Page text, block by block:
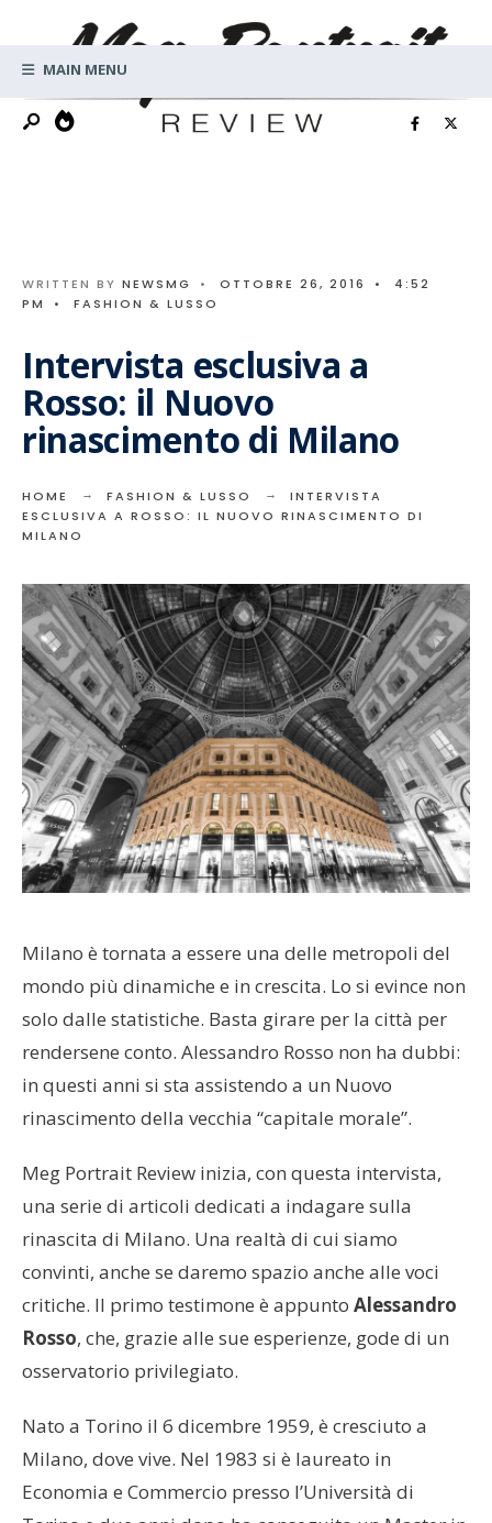
contentMAIN MENU
WRITTEN BY NEWSMG • OTTOBRE 26, 2016 •
4:52
PM
• FASHION & LUSSO
Intervista esclusiva a
Rosso: il Nuovo
rinascimento di Milano
HOME FASHION & LUSSO
INTERVISTA
ESCLUSIVA A ROSSO: IL NUOVO RINASCIMENTO DI
MILANO
Milano è tornata a essere una delle metropoli del
mondo più dinamiche e in crescita. Lo si evince non
solo dalle statistiche. Basta girare per la città per
rendersene conto. Alessandro Rosso non ha dubbi:
in questi anni si sta assistendo a un Nuovo
rinascimento della vecchia “capitale morale”.
Meg Portrait Review inizia, con questa intervista,
una serie di articoli dedicati a indagare sulla
rinascita di Milano. Una realtà di cui siamo
convinti, anche se daremo spazio anche alle voci
critiche. Il primo testimone è appunto Alessandro
Rosso, che, grazie alle sue esperienze, gode di un
osservatorio privilegiato.
Nato a Torino il 6 dicembre 1959, è cresciuto a
Milano, dove vive. Nel 1983 si è laureato in
Economia e Commercio presso l’Università di